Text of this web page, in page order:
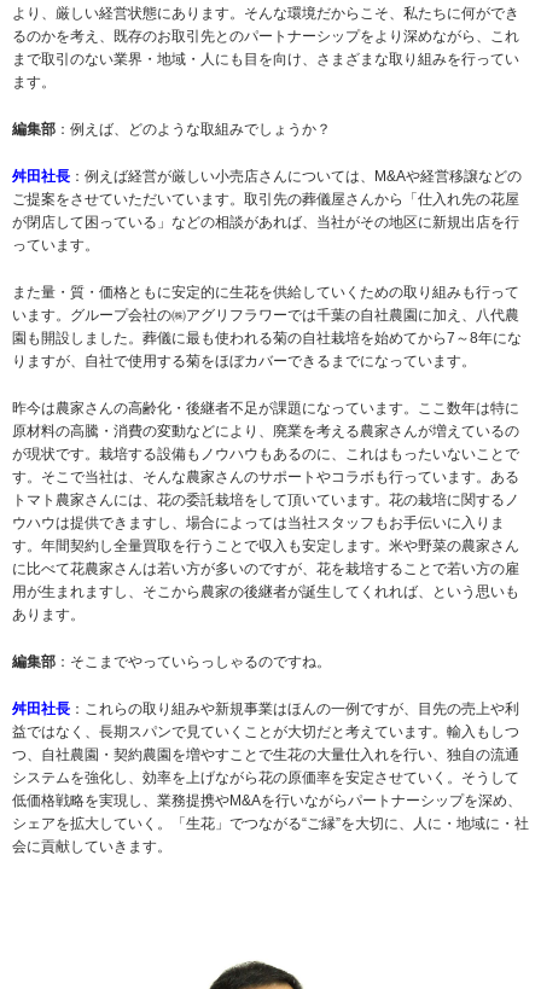
より、厳しい経営状態にあります。そんな環境だからこそ、私たちに何ができ
るのかを考え、既存のお取引先とのパートナーシップをより深めながら、これ
まで取引のない業界・地域・人にも目を向け、さまざまな取り組みを行ってい
ます。
編集部 ：例えば、どのような取組みでしょうか？
舛田社長 ：例えば経営が厳しい小売店さんについては、M&Aや経営移譲などの
ご提案をさせていただいています。取引先の葬儀屋さんから「仕入れ先の花屋
が閉店して困っている」などの相談があれば、当社がその地区に新規出店を行
っています。
また量・質・価格ともに安定的に生花を供給していくための取り組みも行って
います。グループ会社の㈱アグリフラワーでは千葉の自社農園に加え、八代農
園も開設しました。葬儀に最も使われる菊の自社栽培を始めてから7～8年にな
りますが、自社で使用する菊をほぼカバーできるまでになっています。
昨今は農家さんの高齢化・後継者不足が課題になっています。ここ数年は特に
原材料の高騰・消費の変動などにより、廃業を考える農家さんが増えているの
が現状です。栽培する設備もノウハウもあるのに、これはもったいないことで
す。そこで当社は、そんな農家さんのサポートやコラボも行っています。ある
トマト農家さんには、花の委託栽培をして頂いています。花の栽培に関するノ
ウハウは提供できますし、場合によっては当社スタッフもお手伝いに入りま
す。年間契約し全量買取を行うことで収入も安定します。米や野菜の農家さん
に比べて花農家さんは若い方が多いのですが、花を栽培することで若い方の雇
用が生まれますし、そこから農家の後継者が誕生してくれれば、という思いも
あります。
編集部 ：そこまでやっていらっしゃるのですね。
舛田社長 ：これらの取り組みや新規事業はほんの一例ですが、目先の売上や利
益ではなく、長期スパンで見ていくことが大切だと考えています。輸入もしつ
つ、自社農園・契約農園を増やすことで生花の大量仕入れを行い、独自の流通
システムを強化し、効率を上げながら花の原価率を安定させていく。そうして
低価格戦略を実現し、業務提携やM&Aを行いながらパートナーシップを深め、
シェアを拡大していく。「生花」でつながる“ご縁”を大切に、人に・地域に・社
会に貢献していきます。